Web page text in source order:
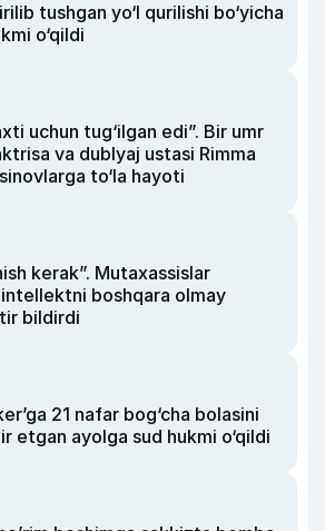
tushgan yo‘l qurilishi bo‘yicha
o‘qildi
uchun tug‘ilgan edi”. Bir umr
va dublyaj ustasi Rimma
to‘la hayoti
kerak”. Mutaxassislar
intellektni boshqara olmay
bildirdi
21 nafar bog‘cha bolasini
etgan ayolga sud hukmi o‘qildi